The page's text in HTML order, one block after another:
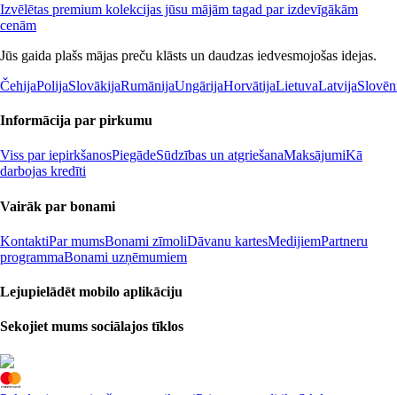
Izvēlētas premium kolekcijas jūsu mājām tagad par izdevīgākām
cenām
Jūs gaida plašs mājas preču klāsts un daudzas iedvesmojošas idejas.
ČehijaPolijaSlovākijaRumānijaUngārijaHorvātijaLietuvaLatvija
Informācija par pirkumu
Viss par iepirkšanosPiegādeSūdzības un atgriešanaMaksājumiKā
darbojas kredīti
Vairāk par bonami
KontaktiPar mumsBonami zīmoliDāvanu kartesMedijiemPartneru
programmaBonami uzņēmumiem
Lejupielādēt mobilo aplikāciju
Sekojiet mums sociālajos tīklos